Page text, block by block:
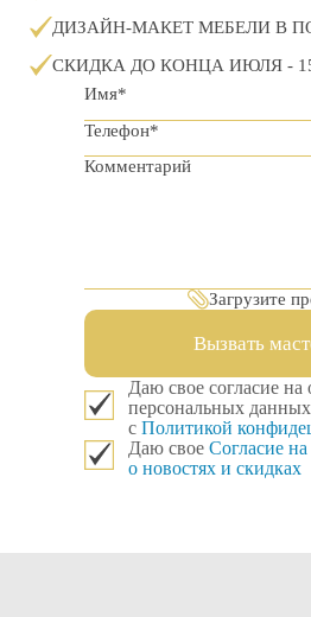
ДИЗАЙН-МАКЕТ МЕБЕЛИ В
СКИДКА ДО КОНЦА ИЮЛЯ -
Загрузите
Вызвать
Даю свое согласие на
персональных данных
сПолитикой
Даю своеСогласие
о новостях и скидках